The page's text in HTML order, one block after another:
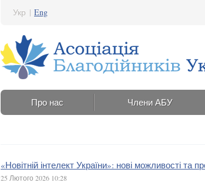
Укр | Eng
Про нас Члени АБУ
«Новітній інтелект України»: нові можливості та
25 Лютого 2026 10:28